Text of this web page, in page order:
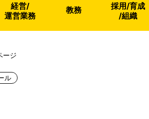
経営/
運営業務
教務
採用/育成
/組織
ージ
ル